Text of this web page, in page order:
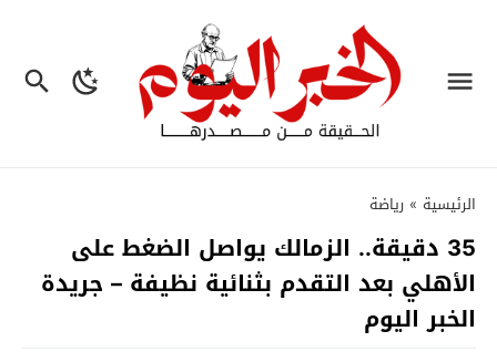
الرئيسية » رياضة
35 دقيقة.. الزمالك يواصل الضغط على
الأهلي بعد التقدم بثنائية نظيفة – جريدة
الخبر اليوم